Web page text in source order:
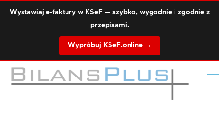
Wystawiaj e-faktury w KSeF — szybko, wygodnie i zgodnie z
przepisami.
Wypróbuj KSeF.online →